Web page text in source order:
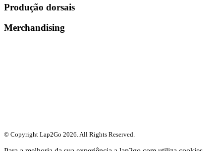
Produção dorsais
Merchandising
© Copyright Lap2Go 2026. All Rights Reserved.